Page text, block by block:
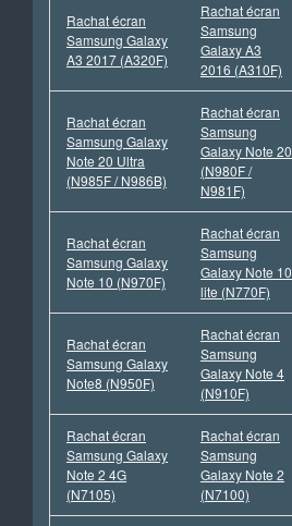
Rachat écran
Samsung Galaxy
A3 2017 (A320F)
Rachat écran
Samsung
Galaxy A3
2016 (A310F)
Rachat écran
Samsung Galaxy
Note 20 Ultra
(N985F / N986B)
Rachat écran
Samsung
Galaxy Note 20
(N980F /
N981F)
Rachat écran
Samsung Galaxy
Note 10 (N970F)
Rachat écran
Samsung
Galaxy Note 10
lite (N770F)
Rachat écran
Samsung Galaxy
Note8 (N950F)
Rachat écran
Samsung
Galaxy Note 4
(N910F)
Rachat écran
Samsung Galaxy
Note 2 4G
(N7105)
Rachat écran
Samsung
Galaxy Note 2
(N7100)